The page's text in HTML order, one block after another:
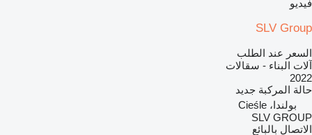
فيديو
SLV Group
السعر عند الطلب
آلات البناء - سقالات
2022
حالة المركبة جديد
بولندا، Cieśle
SLV GROUP
الاتصال بالبائع